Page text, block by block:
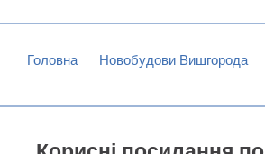
Головна Новобудови Вишгорода